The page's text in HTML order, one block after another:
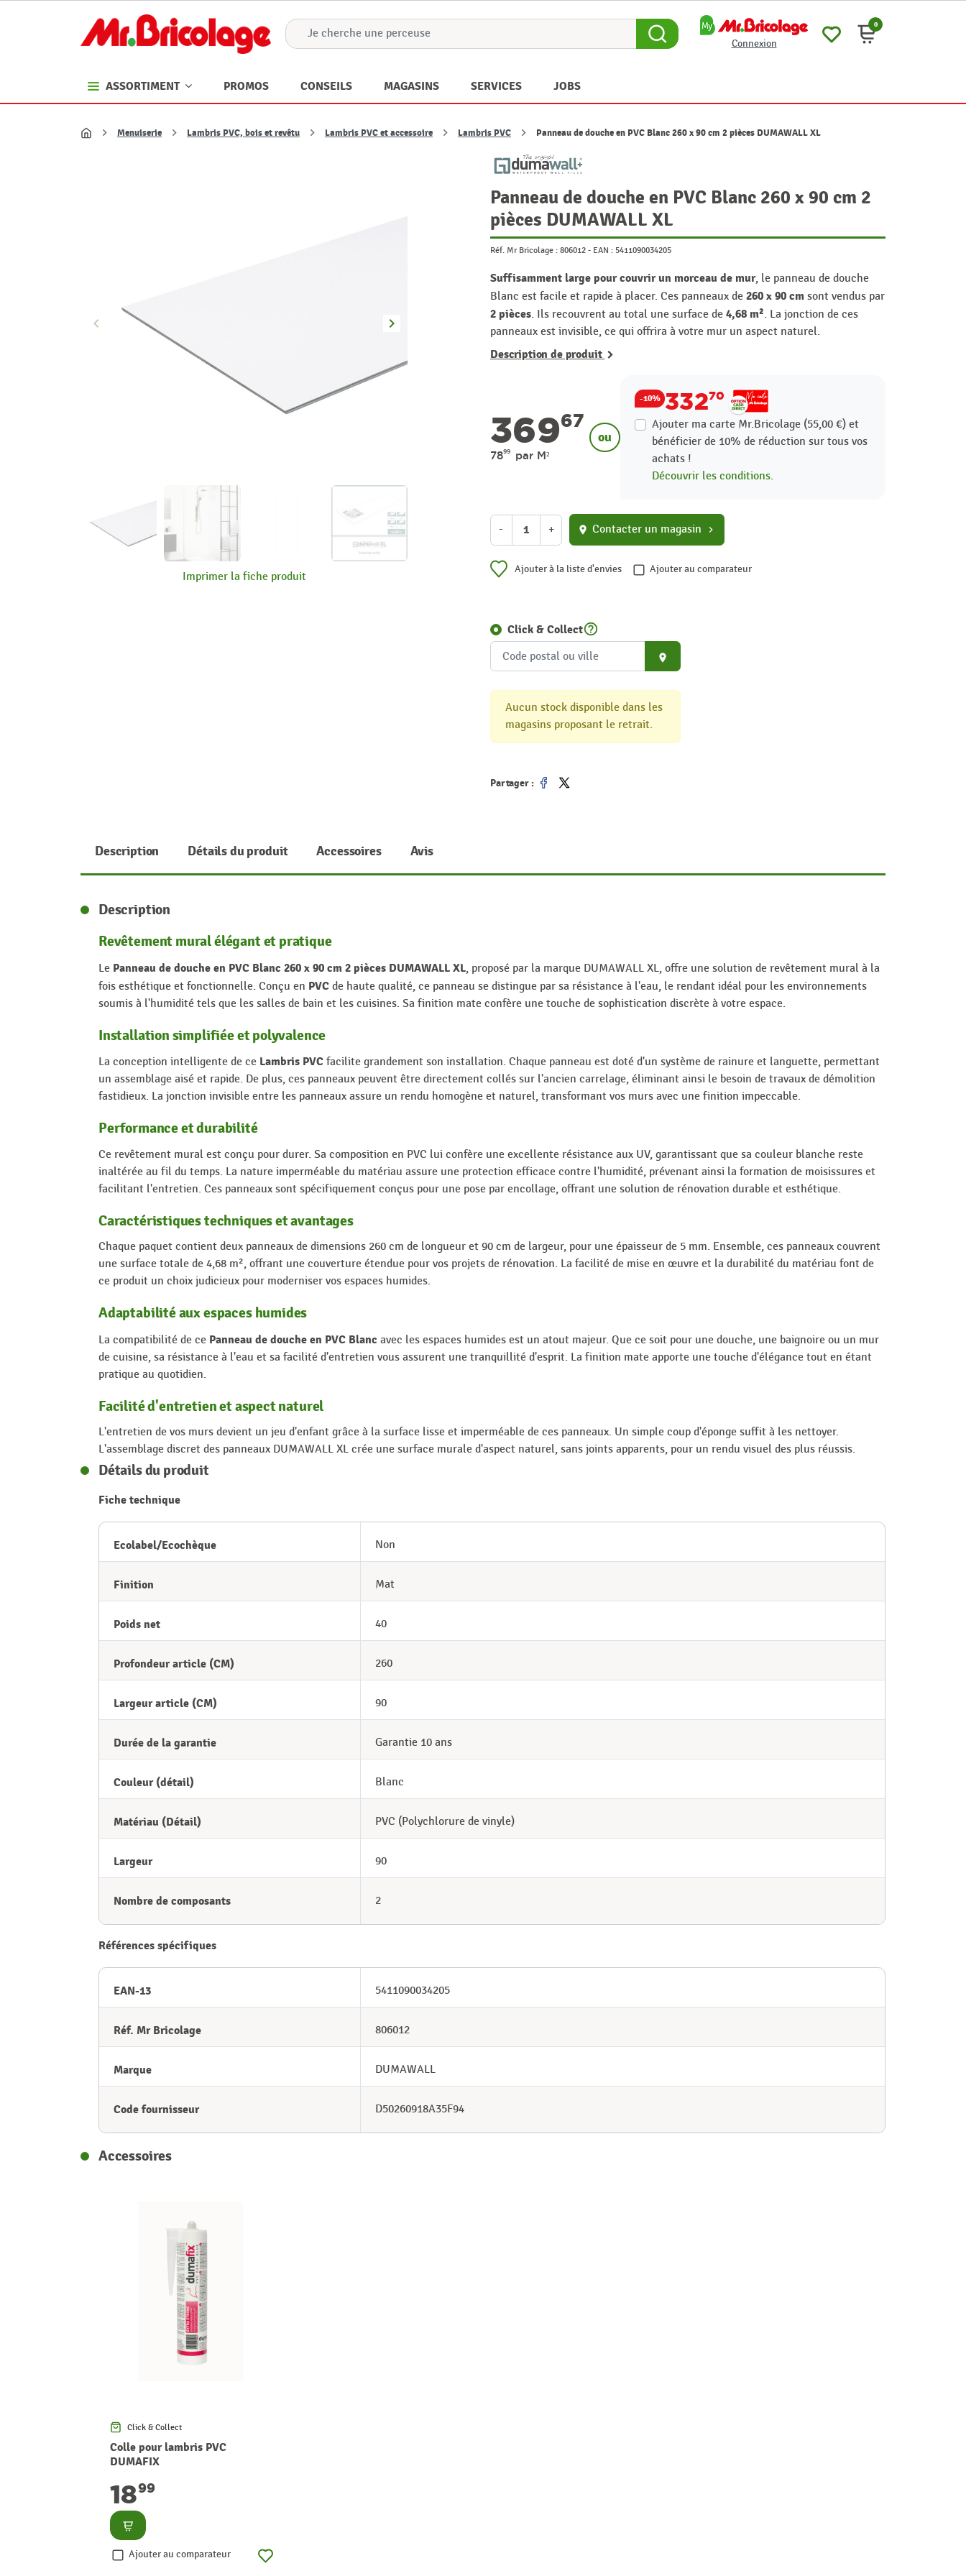
Connexion
0
ASSORTIMENT PROMOS CONSEILS MAGASINS SERVICES JOBS
Accueil
Menuiserie Lambris PVC, bois et revêtu Lambris PVC et accessoire Lambris PVC Panneau de douche en PVC Blanc 260 x 90 cm 2 pièces DUMAWALL XL
Précédent
keyboard_arrow_left Suivant
keyboard_arrow_right
Imprimer la fiche produit
Panneau de douche en PVC Blanc 260 x 90 cm 2
pièces DUMAWALL XL
Réf. Mr Bricolage : 806012 - EAN : 5411090034205
Suffisamment large pour couvrir un morceau de mur, le panneau de douche
Blanc est facile et rapide à placer. Ces panneaux de 260 x 90 cm sont vendus par
2 pièces. Ils recouvrent au total une surface de 4,68 m². La jonction de ces
panneaux est invisible, ce qui offrira à votre mur un aspect naturel.
Description de produit
36967
7899 par M²
ou
-10% 33270
Ajouter ma carte Mr.Bricolage (55,00 €) et
bénéficier de 10% de réduction sur tous vos
achats !
Découvrir les conditions.
- + location_on Contacter un magasin chevron_right
Ajouter à la liste d'envies Ajouter au comparateur
Click & Collecthelp_outline
place
Aucun stock disponible dans les
magasins proposant le retrait.
Partager :
Description Détails du produit Accessoires Avis
Description
Revêtement mural élégant et pratique
Le Panneau de douche en PVC Blanc 260 x 90 cm 2 pièces DUMAWALL XL, proposé par la marque DUMAWALL XL, offre une solution de revêtement mural à la
fois esthétique et fonctionnelle. Conçu en PVC de haute qualité, ce panneau se distingue par sa résistance à l'eau, le rendant idéal pour les environnements
soumis à l'humidité tels que les salles de bain et les cuisines. Sa finition mate confère une touche de sophistication discrète à votre espace.
Installation simplifiée et polyvalence
La conception intelligente de ce Lambris PVC facilite grandement son installation. Chaque panneau est doté d'un système de rainure et languette, permettant
un assemblage aisé et rapide. De plus, ces panneaux peuvent être directement collés sur l'ancien carrelage, éliminant ainsi le besoin de travaux de démolition
fastidieux. La jonction invisible entre les panneaux assure un rendu homogène et naturel, transformant vos murs avec une finition impeccable.
Performance et durabilité
Ce revêtement mural est conçu pour durer. Sa composition en PVC lui confère une excellente résistance aux UV, garantissant que sa couleur blanche reste
inaltérée au fil du temps. La nature imperméable du matériau assure une protection efficace contre l'humidité, prévenant ainsi la formation de moisissures et
facilitant l'entretien. Ces panneaux sont spécifiquement conçus pour une pose par encollage, offrant une solution de rénovation durable et esthétique.
Caractéristiques techniques et avantages
Chaque paquet contient deux panneaux de dimensions 260 cm de longueur et 90 cm de largeur, pour une épaisseur de 5 mm. Ensemble, ces panneaux couvrent
une surface totale de 4,68 m², offrant une couverture étendue pour vos projets de rénovation. La facilité de mise en œuvre et la durabilité du matériau font de
ce produit un choix judicieux pour moderniser vos espaces humides.
Adaptabilité aux espaces humides
La compatibilité de ce Panneau de douche en PVC Blanc avec les espaces humides est un atout majeur. Que ce soit pour une douche, une baignoire ou un mur
de cuisine, sa résistance à l'eau et sa facilité d'entretien vous assurent une tranquillité d'esprit. La finition mate apporte une touche d'élégance tout en étant
pratique au quotidien.
Facilité d'entretien et aspect naturel
L'entretien de vos murs devient un jeu d'enfant grâce à la surface lisse et imperméable de ces panneaux. Un simple coup d'éponge suffit à les nettoyer.
L'assemblage discret des panneaux DUMAWALL XL crée une surface murale d'aspect naturel, sans joints apparents, pour un rendu visuel des plus réussis.
Détails du produit
Fiche technique
Ecolabel/Ecochèque Non
Finition Mat
Poids net 40
Profondeur article (CM) 260
Largeur article (CM) 90
Durée de la garantie Garantie 10 ans
Couleur (détail) Blanc
Matériau (Détail) PVC (Polychlorure de vinyle)
Largeur 90
Nombre de composants 2
Références spécifiques
EAN-13 5411090034205
Réf. Mr Bricolage 806012
Marque DUMAWALL
Code fournisseur D50260918A35F94
Accessoires
Click & Collect
Colle pour lambris PVC
DUMAFIX
1899
Consulter
Ajouter au comparateur